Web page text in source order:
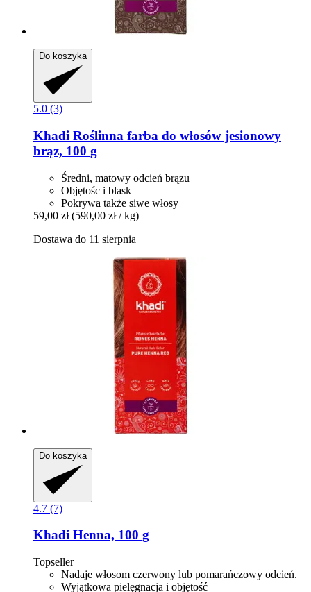
Do koszyka
5.0 (3)
Khadi Roślinna farba do włosów jesionowy
brąz, 100 g
Średni, matowy odcień brązu
Objętośc i blask
Pokrywa także siwe włosy
59,00 zł (590,00 zł / kg)
Dostawa do 11 sierpnia
Do koszyka
4.7 (7)
Khadi Henna, 100 g
Topseller
Nadaje włosom czerwony lub pomarańczowy odcień.
Wyjątkowa pielęgnacja i objętość